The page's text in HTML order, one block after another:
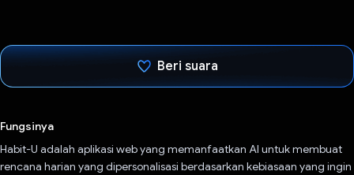
Beri suara
Fungsinya
Habit-U adalah aplikasi web yang memanfaatkan AI untuk membuat
rencana harian yang dipersonalisasi berdasarkan kebiasaan yang ingin